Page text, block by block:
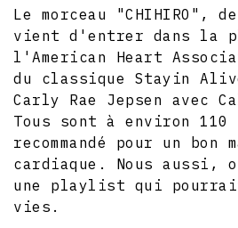
Le morceau
vient d'entrer dans la
l'American Heart
du classique Stayin
Carly Rae Jepsen avec
Tous sont à environ 110
recommandé pour un bon
cardiaque. Nous aussi,
une playlist qui
vies.